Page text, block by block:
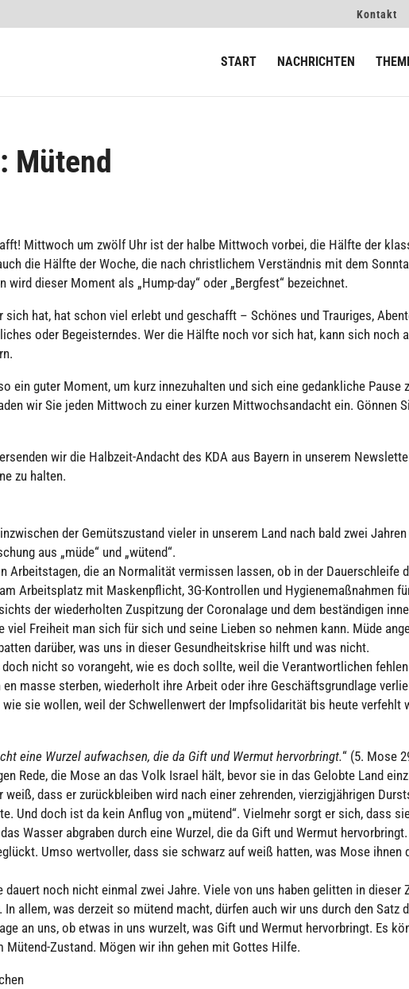
Kontakt
START NACHRICHTEN
Mütend
Mittwoch um zwölf Uhr ist der halbe Mittwoch vorbei, die Hälfte der
die Hälfte der Woche, die nach christ­li­chem Ver­ständ­nis mit dem
wird dieser Moment als „Hump-day“ oder „Bergfest“ bezeich­net.
sich hat, hat schon viel erlebt und geschafft – Schönes und Trau­ri­ges,
oder Begeis­tern­des. Wer die Hälfte noch vor sich hat, kann sich noch
ein guter Moment, um kurz inne­zu­hal­ten und sich eine gedank­li­che Pause
wir Sie jeden Mittwoch zu einer kurzen Mitt­woch­s­an­dacht ein. Gönnen
wir die Halbzeit-Andacht des KDA aus Bayern in unserem
zu halten.
der Gemüts­zu­stand vieler in unserem Land nach bald zwei
aus „müde“ und „wütend“.
Arbeits­ta­gen, die an Nor­ma­li­tät ver­mis­sen lassen, ob in der Dau­er­schleife
Arbeits­platz mit Mas­ken­pflicht, 3G-Kon­trol­len und Hygie­ne­maß­nah­men
der wie­der­hol­ten Zuspit­zung der Coro­nalage und dem bestän­di­gen
viel Freiheit man sich für sich und seine Lieben so nehmen kann. Müde
darüber, was uns in dieser Gesund­heits­krise hilft und was nicht.
doch nicht so vor­an­geht, wie es doch sollte, weil die Ver­ant­wort­li­chen
masse sterben, wie­der­holt ihre Arbeit oder ihre Geschäfts­grund­lage
wie sie wollen, weil der Schwel­len­wert der Impf­so­li­da­ri­tät bis heute verfehlt
eine Wurzel auf­wach­sen, die da Gift und Wermut her­vor­bringt.“ (5. Mose
Rede, die Mose an das Volk Israel hält, bevor sie in das Gelobte Land
weiß, dass er zurück­blei­ben wird nach einer zeh­ren­den, vier­zig­jäh­ri­gen
Und doch ist da kein Anflug von „mütend“. Vielmehr sorgt er sich, dass
Wasser abgraben durch eine Wurzel, die da Gift und Wermut
Umso wert­vol­ler, dass sie schwarz auf weiß hatten, was Mose ihnen
dauert noch nicht einmal zwei Jahre. Viele von uns haben gelitten in dieser
In allem, was derzeit so mütend macht, dürfen auch wir uns durch den Satz
an uns, ob etwas in uns wurzelt, was Gift und Wermut her­vor­bringt. Es
Mütend-Zustand. Mögen wir ihn gehen mit Gottes Hilfe.